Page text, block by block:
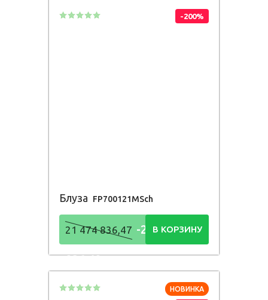
-200%
Блуза FP700121MSch
21 474 836,47 -21 474
836,48Р
В КОРЗИНУ
НОВИНКА